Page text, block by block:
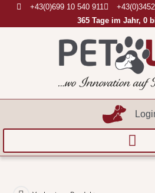
+43(0)699 10 540 911
365 Tage im Jahr, 0